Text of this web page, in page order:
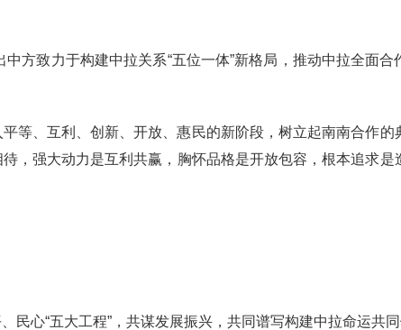
方致力于构建中拉关系“五位一体”新格局，推动中拉全面合
等、互利、创新、开放、惠民的新阶段，树立起南南合作的
，强大动力是互利共赢，胸怀品格是开放包容，根本追求是
民心“五大工程”，共谋发展振兴，共同谱写构建中拉命运共同